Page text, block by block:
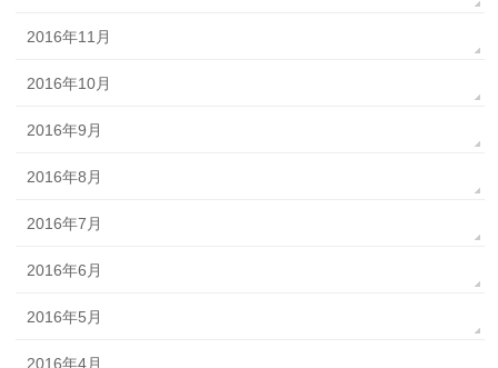
2016年11月
2016年10月
2016年9月
2016年8月
2016年7月
2016年6月
2016年5月
2016年4月